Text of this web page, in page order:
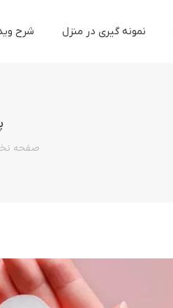
نمونه گیری در منزل شرح
مکان شما:
صفحه